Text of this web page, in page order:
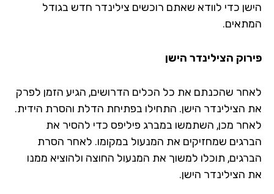
כדי לוודא שאתם רוכשים צילינדר חדש בגודל
הצילינדר הישן
שהכנתם את כל הכלים הדרושים, הגיע הזמן לפרק
הצילינדר הישן. התחילו בפתיחת הדלת והסרת הידית.
מכן, השתמשו במברג פיליפס כדי להסיר את
שמחזיקים את המנעול במקומו. לאחר הסרת
תוכלו למשוך את המנעול החוצה ולהוציא ממנו
הצילינדר הישן.